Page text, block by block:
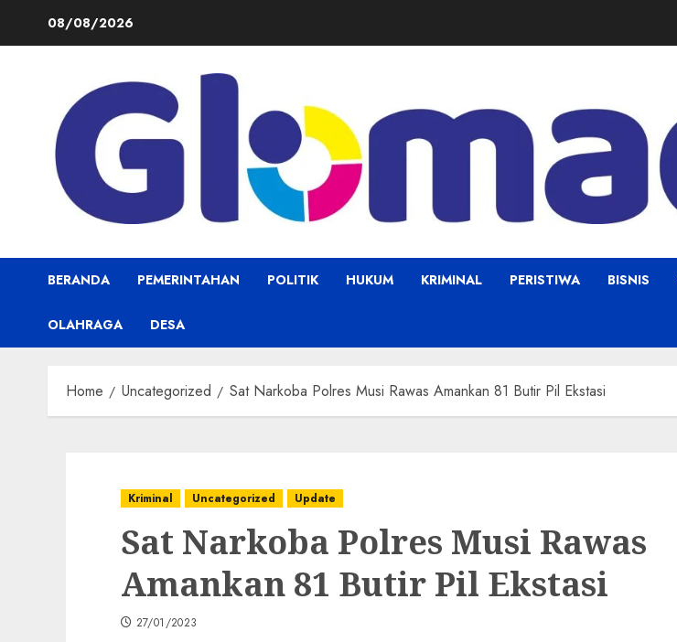
08/08/2026
BERANDA PEMERINTAHAN POLITIK HUKUM KRIMINAL PERISTIWA BISNIS
OLAHRAGA DESA
Home Uncategorized Sat Narkoba Polres Musi Rawas Amankan 81 Butir Pil Ekstasi
Kriminal Uncategorized Update
Sat Narkoba Polres Musi Rawas
Amankan 81 Butir Pil Ekstasi
27/01/2023